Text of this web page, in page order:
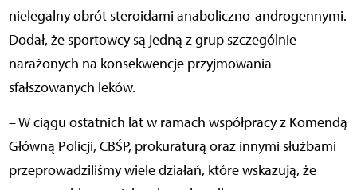
nielegalny obrót steroidami anaboliczno-androgennymi.
Dodał, że sportowcy są jedną z grup szczególnie
narażonych na konsekwencje przyjmowania
sfałszowanych leków.
– W ciągu ostatnich lat w ramach współpracy z Komendą
Główną Policji, CBŚP, prokuraturą oraz innymi służbami
przeprowadziliśmy wiele działań, które wskazują, że